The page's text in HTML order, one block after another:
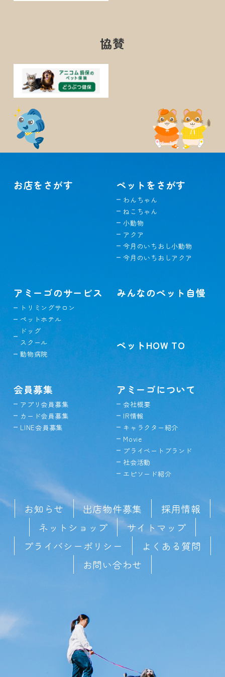
協賛
お店をさがす ペットをさがす
わんちゃん
ねこちゃん
小動物
アクア
今月のいちおし小動物
今月のいちおしアクア
アミーゴのサービス
トリミングサロン
ペットホテル
ドッグ
スクール
動物病院
みんなのペット自慢
ペットHOW TO
会員募集
アプリ会員募集
カード会員募集
LINE会員募集
アミーゴについて
会社概要
IR情報
キャラクター紹介
Movie
プライベートブランド
社会活動
エピソード紹介
お知らせ 出店物件募集
採用情報
ネットショップ
サイトマップ
プライバシーポリシー
よくある質問
お問い合わせ